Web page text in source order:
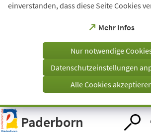
Visuelle
Assistenzsoftware
öffnen.
einverstanden, dass diese Seite Cookies
Mehr Infos
(Öffnet
einem
Tab)
Nur notwendige
Datenschutzeinstellungen
Alle Cookies
Paderborn